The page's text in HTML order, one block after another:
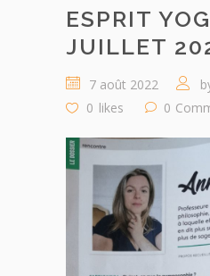
ESPRIT
JUILLET
7 août 2022
0 likes 0